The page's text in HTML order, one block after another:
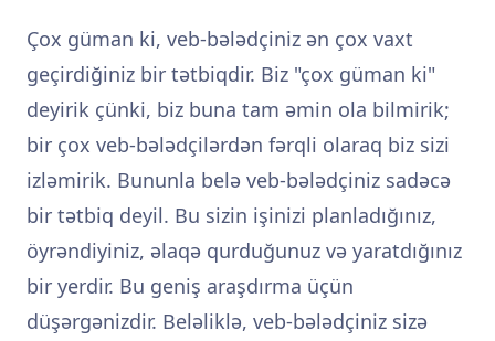
Çox güman ki, veb-bələdçiniz ən çox vaxt
geçirdiğiniz bir tətbiqdir. Biz "çox güman ki"
deyirik çünki, biz buna tam əmin ola bilmirik;
bir çox veb-bələdçilərdən fərqli olaraq biz sizi
izləmirik. Bununla belə veb-bələdçiniz sadəcə
bir tətbiq deyil. Bu sizin işinizi planladığınız,
öyrəndiyiniz, əlaqə qurduğunuz və yaratdığınız
bir yerdir. Bu geniş araşdırma üçün
düşərgənizdir. Beləliklə, veb-bələdçiniz sizə